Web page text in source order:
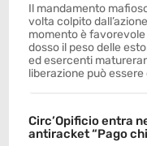
Il mandamento
volta colpito
momento è
dosso il peso delle
ed esercenti
liberazione può
Circ’Opificio entra
antiracket “Pago